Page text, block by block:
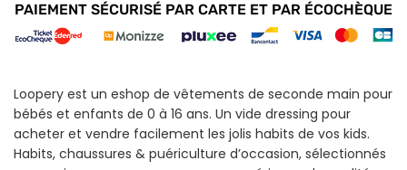
PAIEMENT SÉCURISÉ PAR CARTE ET PAR ÉCOCHÈQUE
Loopery est un eshop de vêtements de seconde main pour
bébés et enfants de 0 à 16 ans. Un vide dressing pour
acheter et vendre facilement les jolis habits de vos kids.
Habits, chaussures & puériculture d’occasion, sélectionnés